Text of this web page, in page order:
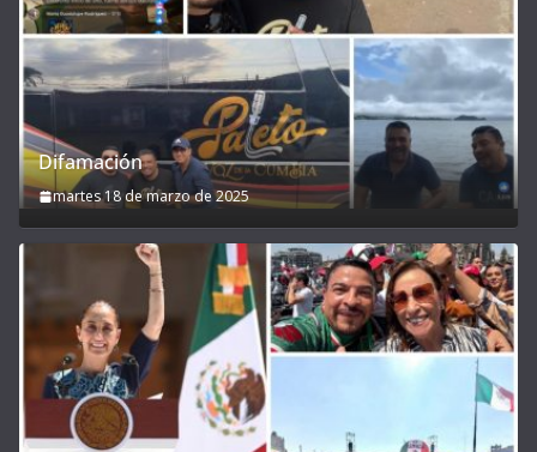
Difamación
martes 18 de marzo de 2025